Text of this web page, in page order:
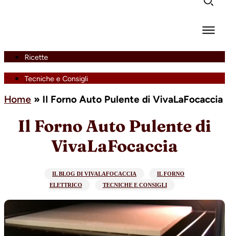
Ricette
Tecniche e Consigli
Home » Il Forno Auto Pulente di VivaLaFocaccia
Il Forno Auto Pulente di
VivaLaFocaccia
IL BLOG DI VIVALAFOCACCIA
IL FORNO
ELETTRICO
TECNICHE E CONSIGLI